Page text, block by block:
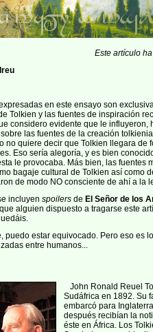
Este artículo
en este ensayo son
Tolkien y las fuentes de inspiración
considero evidente que le influyeron,
las fuentes de la creación
no quiere decir que Tolkien llegara de
Eso sería alegoría, y es bien
le provocaba. Más bien, las fuentes
bagaje cultural de Tolkien así como
de modo NO consciente de ahí a la
incluyen spoilers de El Señor de los
alguien dispuesto a tragarse este
puedo estar equivocado. Pero eso es
entre humanos...
John Ronald Reuel
Sudáfrica en 1892. Su
embarcó para
después recibían la
éste en África. Los